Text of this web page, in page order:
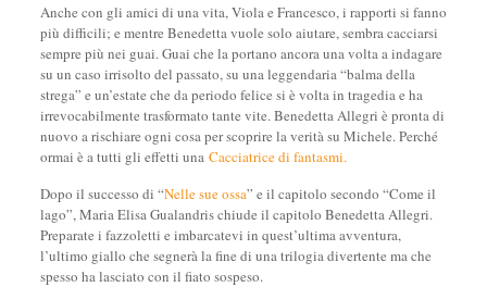
Anche con gli amici di una vita, Viola e Francesco, i rapporti si fanno
più difficili; e mentre Benedetta vuole solo aiutare, sembra cacciarsi
sempre più nei guai. Guai che la portano ancora una volta a indagare
su un caso irrisolto del passato, su una leggendaria “balma della
strega” e un’estate che da periodo felice si è volta in tragedia e ha
irrevocabilmente trasformato tante vite. Benedetta Allegri è pronta di
nuovo a rischiare ogni cosa per scoprire la verità su Michele. Perché
ormai è a tutti gli effetti una Cacciatrice di fantasmi.
Dopo il successo di “Nelle sue ossa” e il capitolo secondo “Come il
lago”, Maria Elisa Gualandris chiude il capitolo Benedetta Allegri.
Preparate i fazzoletti e imbarcatevi in quest’ultima avventura,
l’ultimo giallo che segnerà la fine di una trilogia divertente ma che
spesso ha lasciato con il fiato sospeso.